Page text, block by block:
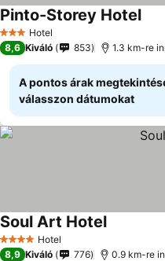
3 Kategória
Hotel
Pinto-Storey Hotel
8,6 Kiváló 853 1.3 km-re
A pontos árak
válasszon dátumokat
4 KategóriaHotel
Soul Art Hotel
8,9 Kiváló 776 0.9 km-re